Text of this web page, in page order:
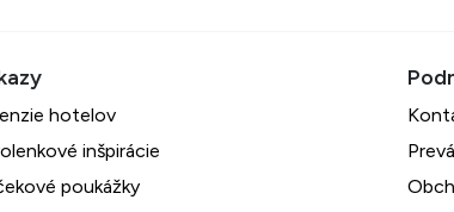
hotelov
inšpirácie
poukážky